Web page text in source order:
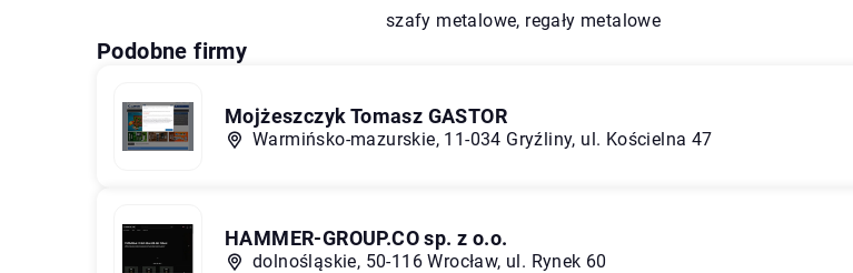
szafy metalowe, regały metalowe
Podobne firmy
Mojżeszczyk Tomasz GASTOR
Warmińsko-mazurskie, 11-034 Gryźliny, ul. Kościelna 47
HAMMER-GROUP.CO sp. z o.o.
dolnośląskie, 50-116 Wrocław, ul. Rynek 60